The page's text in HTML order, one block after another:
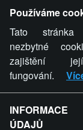
videa a
stránky týče,
stránku,
komentáře
provozovateli
Používáme
Tato
nezbytné
zajištění
fungování.
ÚDAJŮ